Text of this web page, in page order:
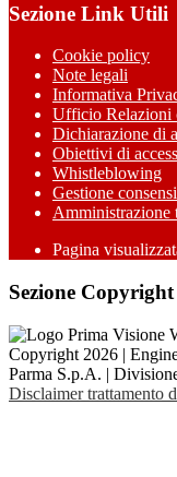
Sezione Link Utili
Cookie policy
Note legali
Informativa
Ufficio Relazioni
Dichiarazione di
Obiettivi di
Whistleblowing
Gestione
Amministrazione
Pagina
Sezione Copyright
Copyright 2026 |
Parma S.p.A. |
Disclaimer trattamento